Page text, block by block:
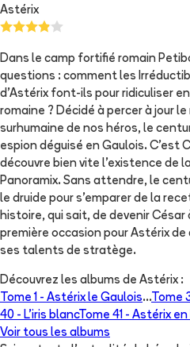
Astérix
Dans le camp fortifié romain
questions : comment les
d’Astérix font-ils pour ridiculiser
romaine ? Décidé à percer à jour
surhumaine de nos héros, le
espion déguisé en Gaulois. C’est
découvre bien vite l’existence de
Panoramix. Sans attendre, le
le druide pour s’emparer de la
histoire, qui sait, de devenir César
première occasion pour Astérix
ses talents de stratège.
Découvrez les albums de Astérix :
Tome 1 - Astérix le Gaulois...Tome
40 - L'iris blancTome 41 - Astérix en
Voir tous les albums